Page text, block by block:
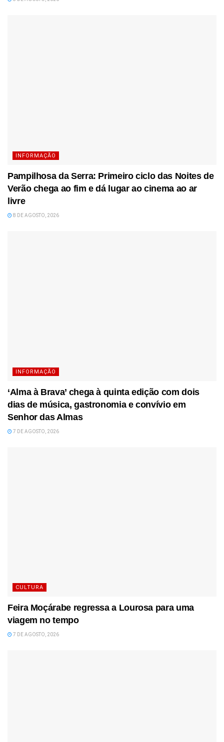
INFORMAÇÃO
Pampilhosa da Serra: Primeiro ciclo das Noites de
Verão chega ao fim e dá lugar ao cinema ao ar
livre
8 DE AGOSTO, 2026
INFORMAÇÃO
‘Alma à Brava’ chega à quinta edição com dois
dias de música, gastronomia e convívio em
Senhor das Almas
7 DE AGOSTO, 2026
CULTURA
Feira Moçárabe regressa a Lourosa para uma
viagem no tempo
7 DE AGOSTO, 2026